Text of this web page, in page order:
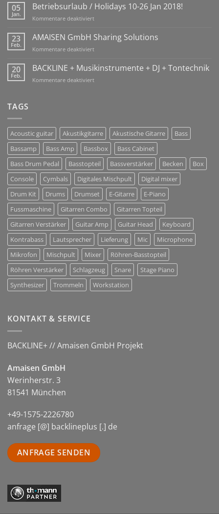
05
Jan.
Betriebsurlaub / Holidays 10-26 Jan 2018!
Kommentare deaktiviertfür
/
Holidays
10-
Jan
23
Feb.
AMAISEN GmbH Sharing Solutions
Kommentare deaktiviertfür
GmbH
Sharing
Solutions
20
Feb.
BACKLINE + Musikinstrumente + DJ + Tontechnik
Kommentare deaktiviertfür
+
Tontechnik
TAGS
Acoustic guitar Akustikgitarre Akustische Gitarre
Bass
Bassamp
Bass Amp Bassbox
Bass Cabinet
Bass Drum Pedal
Basstopteil Bassverstärker Becken
Box
Console
Cymbals Digitales Mischpult
Digital mixer
Drum Kit
Drums Drumset E-Gitarre
E-Piano
Fussmaschine
Gitarren Combo
Gitarren Topteil
Gitarren Verstärker
Guitar Amp Guitar Head
Keyboard
Kontrabass
Lautsprecher Lieferung Mic
Microphone
Mikrofon
Mischpult Mixer
Röhren-Basstopteil
Röhren Verstärker
Schlagzeug Snare
Stage Piano
Synthesizer
Trommeln Workstation
KONTAKT & SERVICE
BACKLINE+ // Amaisen GmbH Projekt
Amaisen GmbH
Werinherstr. 3
81541 München
+49-1575-2226780
anfrage [@] backlineplus [.] de
ANFRAGE SENDEN